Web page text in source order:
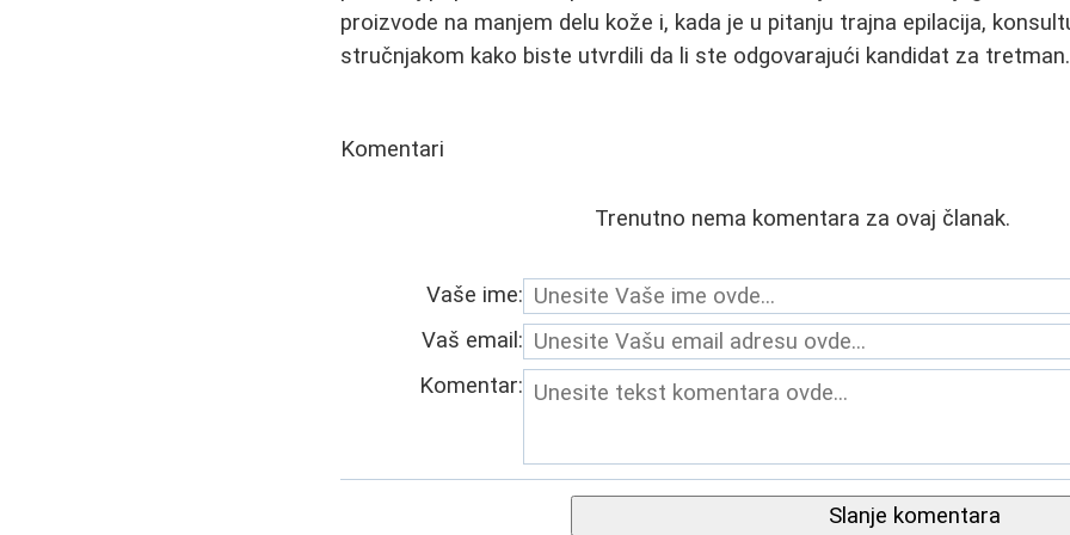
proizvode na manjem delu kože i, kada je u pitanju trajna epilacija,
stručnjakom kako biste utvrdili da li ste odgovarajući kandidat za tretman.
Komentari
Trenutno nema komentara za ovaj članak.
Vaše ime:
Vaš email:
Komentar:
Slanje komentara